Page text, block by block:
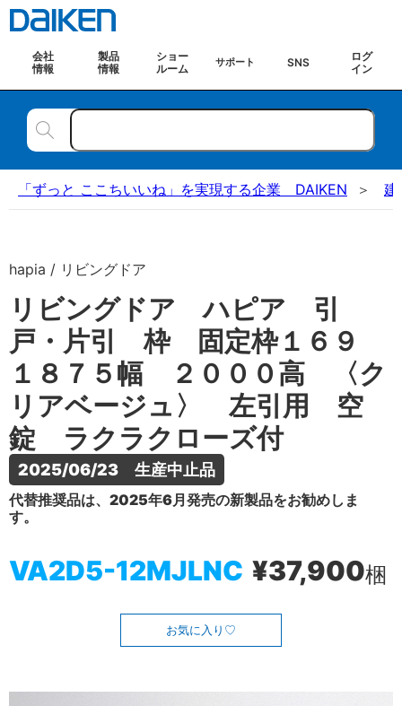
会社
情報
製品
情報
ショー
ルーム
サポート SNS
ログ
イン
「ずっと ここちいいね」を実現する企業 DAIKEN 建
hapia / リビングドア
リビングドア ハピア 引
戸・片引 枠 固定枠１６９
１８７５幅 ２０００高 〈ク
リアベージュ〉 左引用 空
錠 ラクラクローズ付
2025/06/23　生産中止品
代替推奨品は、2025年6月発売の新製品をお勧めしま
す。
VA2D5-12MJLNC ¥37,900梱
お気に入り